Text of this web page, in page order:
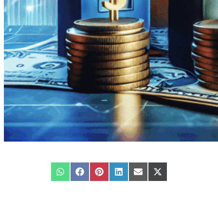
Compartir
en
WhatsAppCompartir
en
FacebookCompartir
en
PinterestCompartir
en
LinkedInCompartir
en
EmailCompartir
en
X
(Twitter)